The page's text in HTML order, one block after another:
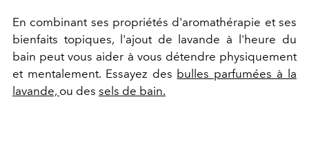
En combinant ses propriétés d'aromathérapie et ses
bienfaits topiques, l'ajout de lavande à l'heure du
bain peut vous aider à vous détendre physiquement
et mentalement. Essayez des bulles parfumées à la
lavande, ou des sels de bain.